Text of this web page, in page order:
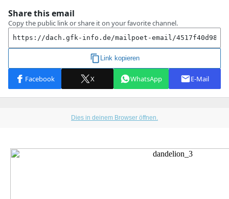
Dies in deinem Browser öffnen.